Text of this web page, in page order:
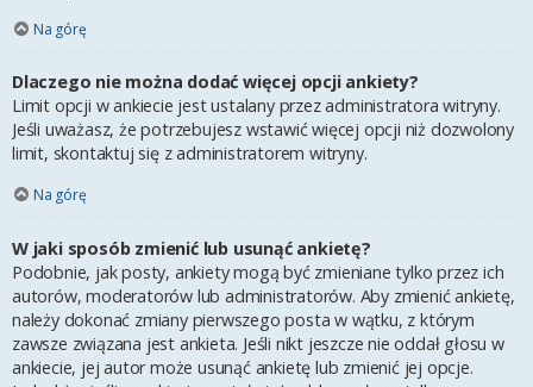
Na górę
Dlaczego nie można dodać więcej opcji ankiety?
Limit opcji w ankiecie jest ustalany przez administratora witryny.
Jeśli uważasz, że potrzebujesz wstawić więcej opcji niż dozwolony
limit, skontaktuj się z administratorem witryny.
Na górę
W jaki sposób zmienić lub usunąć ankietę?
Podobnie, jak posty, ankiety mogą być zmieniane tylko przez ich
autorów, moderatorów lub administratorów. Aby zmienić ankietę,
należy dokonać zmiany pierwszego posta w wątku, z którym
zawsze związana jest ankieta. Jeśli nikt jeszcze nie oddał głosu w
ankiecie, jej autor może usunąć ankietę lub zmienić jej opcje.